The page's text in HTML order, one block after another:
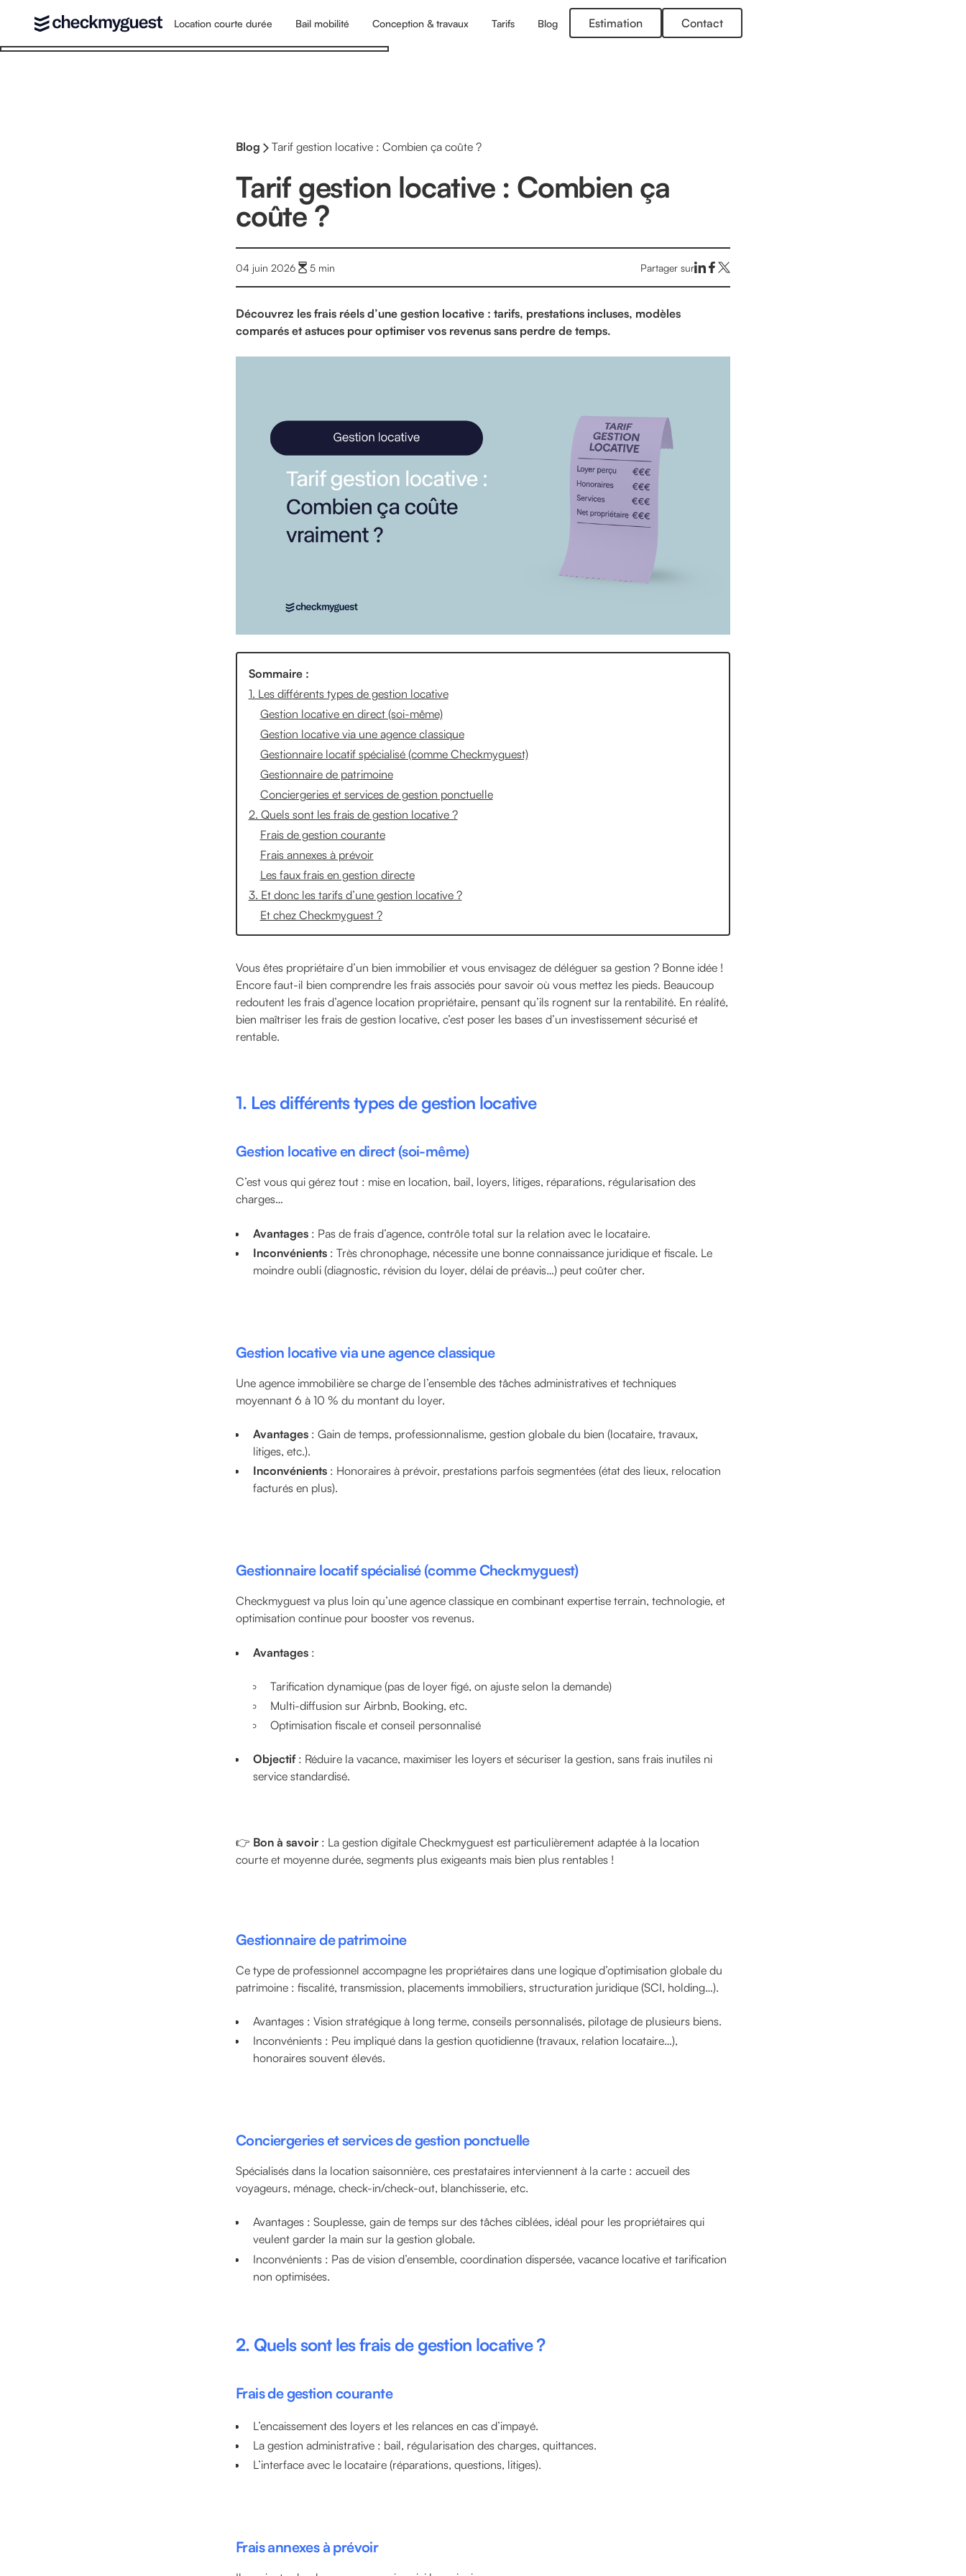
Location courte durée Bail mobilité Conception & travaux Tarifs Blog Estimation Contact
Blog Tarif gestion locative : Combien ça coûte ?
Tarif gestion locative : Combien ça
coûte ?
04 juin 2026 5 min Partager sur
Découvrez les frais réels d’une gestion locative : tarifs, prestations incluses, modèles
comparés et astuces pour optimiser vos revenus sans perdre de temps.
Sommaire :
1. Les différents types de gestion locative
Gestion locative en direct (soi-même)
Gestion locative via une agence classique
Gestionnaire locatif spécialisé (comme Checkmyguest)
Gestionnaire de patrimoine
Conciergeries et services de gestion ponctuelle
2. Quels sont les frais de gestion locative ?
Frais de gestion courante
Frais annexes à prévoir
Les faux frais en gestion directe
3. Et donc les tarifs d’une gestion locative ?
Et chez Checkmyguest ?
Vous êtes propriétaire d’un bien immobilier et vous envisagez de déléguer sa gestion ? Bonne idée !
Encore faut-il bien comprendre les frais associés pour savoir où vous mettez les pieds. Beaucoup
redoutent les frais d’agence location propriétaire, pensant qu’ils rognent sur la rentabilité. En réalité,
bien maîtriser les frais de gestion locative, c’est poser les bases d’un investissement sécurisé et
rentable.
1. Les différents types de gestion locative
Gestion locative en direct (soi-même)
C’est vous qui gérez tout : mise en location, bail, loyers, litiges, réparations, régularisation des
charges…
Avantages : Pas de frais d’agence, contrôle total sur la relation avec le locataire.
Inconvénients : Très chronophage, nécessite une bonne connaissance juridique et fiscale. Le
moindre oubli (diagnostic, révision du loyer, délai de préavis…) peut coûter cher.
Gestion locative via une agence classique
Une agence immobilière se charge de l’ensemble des tâches administratives et techniques
moyennant 6 à 10 % du montant du loyer.
Avantages : Gain de temps, professionnalisme, gestion globale du bien (locataire, travaux,
litiges, etc.).
Inconvénients : Honoraires à prévoir, prestations parfois segmentées (état des lieux, relocation
facturés en plus).
Gestionnaire locatif spécialisé (comme Checkmyguest)
Checkmyguest va plus loin qu’une agence classique en combinant expertise terrain, technologie, et
optimisation continue pour booster vos revenus.
Avantages :
Tarification dynamique (pas de loyer figé, on ajuste selon la demande)
Multi-diffusion sur Airbnb, Booking, etc.
Optimisation fiscale et conseil personnalisé
Objectif: Réduire la vacance, maximiser les loyers et sécuriser la gestion, sans frais inutiles ni
service standardisé.
👉 Bon à savoir : La gestion digitale Checkmyguest est particulièrement adaptée à la location
courte et moyenne durée, segments plus exigeants mais bien plus rentables !
Gestionnaire de patrimoine
Ce type de professionnel accompagne les propriétaires dans une logique d’optimisation globale du
patrimoine : fiscalité, transmission, placements immobiliers, structuration juridique (SCI, holding…).
Avantages : Vision stratégique à long terme, conseils personnalisés, pilotage de plusieurs biens.
Inconvénients : Peu impliqué dans la gestion quotidienne (travaux, relation locataire…),
honoraires souvent élevés.
Conciergeries et services de gestion ponctuelle
Spécialisés dans la location saisonnière, ces prestataires interviennent à la carte : accueil des
voyageurs, ménage, check-in/check-out, blanchisserie, etc.
Avantages : Souplesse, gain de temps sur des tâches ciblées, idéal pour les propriétaires qui
veulent garder la main sur la gestion globale.
Inconvénients : Pas de vision d’ensemble, coordination dispersée, vacance locative et tarification
non optimisées.
2. Quels sont les frais de gestion locative ?
Frais de gestion courante
L’encaissement des loyers et les relances en cas d’impayé.
La gestion administrative : bail, régularisation des charges, quittances.
L’interface avec le locataire (réparations, questions, litiges).
Frais annexes à prévoir